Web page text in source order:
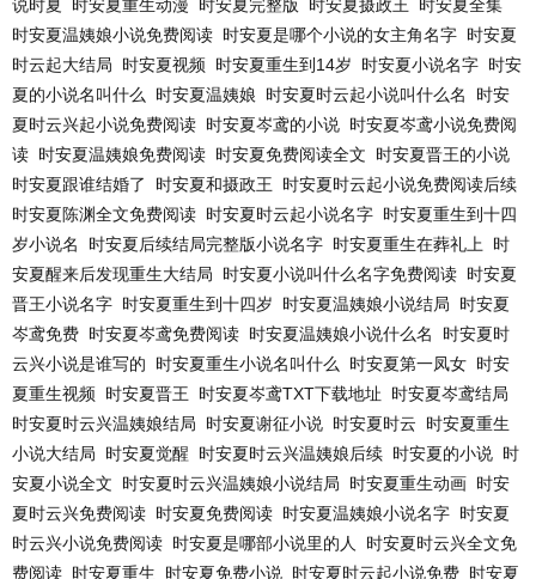
说时夏
时安夏重生动漫 时安夏完整版 时安夏摄政王
时安夏全集
时安夏温姨娘小说免费阅读 时安夏是哪个小说的女主角名字 时安夏
时云起大结局
时安夏视频 时安夏重生到14岁 时安夏小说名字 时安
夏的小说名叫什么
时安夏温姨娘 时安夏时云起小说叫什么名
时安
夏时云兴起小说免费阅读 时安夏岑鸢的小说 时安夏岑鸢小说免费阅
读 时安夏温姨娘免费阅读 时安夏免费阅读全文
时安夏晋王的小说
时安夏跟谁结婚了
时安夏和摄政王
时安夏时云起小说免费阅读后续
时安夏陈渊全文免费阅读 时安夏时云起小说名字 时安夏重生到十四
岁小说名
时安夏后续结局完整版小说名字 时安夏重生在葬礼上
时
安夏醒来后发现重生大结局
时安夏小说叫什么名字免费阅读 时安夏
晋王小说名字 时安夏重生到十四岁 时安夏温姨娘小说结局
时安夏
岑鸢免费 时安夏岑鸢免费阅读 时安夏温姨娘小说什么名
时安夏时
云兴小说是谁写的
时安夏重生小说名叫什么 时安夏第一凤女 时安
夏重生视频 时安夏晋王 时安夏岑鸢TXT下载地址
时安夏岑鸢结局
时安夏时云兴温姨娘结局
时安夏谢征小说 时安夏时云
时安夏重生
小说大结局
时安夏觉醒 时安夏时云兴温姨娘后续 时安夏的小说 时
安夏小说全文
时安夏时云兴温姨娘小说结局 时安夏重生动画 时安
夏时云兴免费阅读 时安夏免费阅读 时安夏温姨娘小说名字 时安夏
时云兴小说免费阅读 时安夏是哪部小说里的人
时安夏时云兴全文免
费阅读 时安夏重生 时安夏免费小说 时安夏时云起小说免费 时安夏